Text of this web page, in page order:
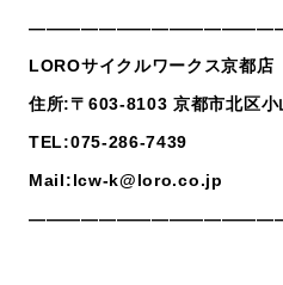
LOROサイクルワークス京都店
住所:〒603-8103 京都市北区
TEL:075-286-7439
Mail:lcw-k@loro.co.jp